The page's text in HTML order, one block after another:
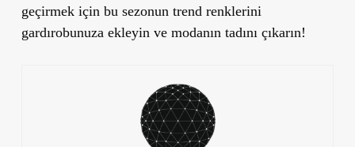
geçirmek için bu sezonun trend renklerini
gardırobunuza ekleyin ve modanın tadını çıkarın!